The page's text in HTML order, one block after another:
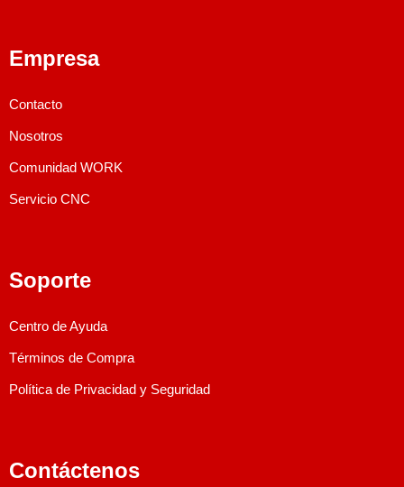
Empresa
Contacto
Nosotros
Comunidad WORK
Servicio CNC
Soporte
Centro de Ayuda
Términos de Compra
Política de Privacidad y Seguridad
Contáctenos